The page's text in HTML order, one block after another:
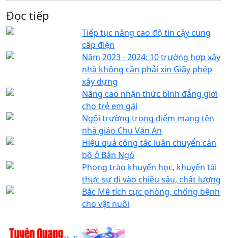
Đọc tiếp
Tiếp tục nâng cao độ tin cậy cung
cấp điện
Năm 2023 - 2024: 10 trường hợp xây
nhà không cần phải xin Giấy phép
xây dựng
Nâng cao nhận thức bình đẳng giới
cho trẻ em gái
Ngôi trường trọng điểm mang tên
nhà giáo Chu Văn An
Hiệu quả công tác luân chuyển cán
bộ ở Bản Ngò
Phong trào khuyến học, khuyến tài
thực sự đi vào chiều sâu, chất lượng
Bắc Mê tích cực phòng, chống bệnh
cho vật nuôi